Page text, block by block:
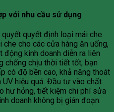
với nhu cầu sử dụng
quyết định loại mái che
che cho các cửa hàng ăn uống,
động kinh doanh diễn ra liên
chống chịu thời tiết tốt, bạn
có độ bền cao, khả năng thoát
hiệu quả. Đầu tư vào chất
hư hỏng, tiết kiệm chi phí sửa
doanh không bị gián đoạn.